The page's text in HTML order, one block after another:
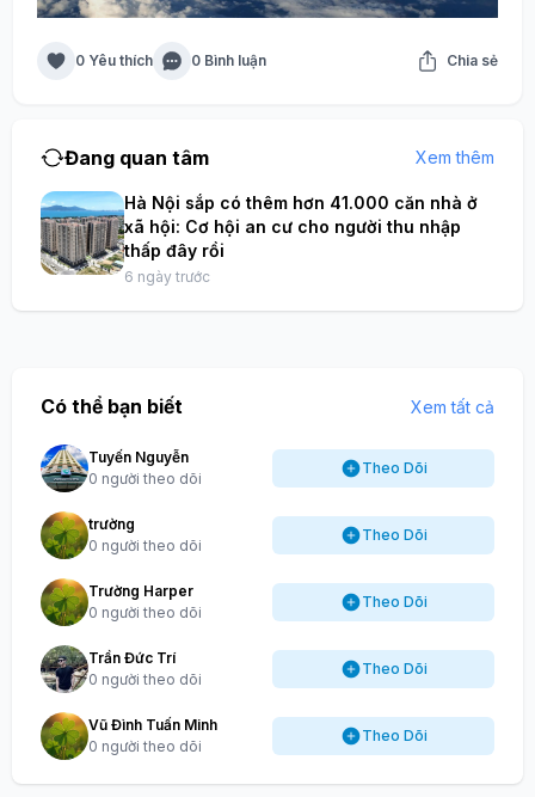
0 Yêu thích 0 Bình luận Chia sẻ
Đang quan tâm Xem thêm
Hà Nội sắp có thêm hơn 41.000 căn nhà ở
xã hội: Cơ hội an cư cho người thu nhập
thấp đây rồi
6 ngày trước
Có thể bạn biết Xem tất cả
Tuyến Nguyễn
0 người theo dõi
Theo Dõi
trường
0 người theo dõi
Theo Dõi
Trường Harper
0 người theo dõi
Theo Dõi
Trần Đức Trí
0 người theo dõi
Theo Dõi
Vũ Đình Tuấn Minh
0 người theo dõi
Theo Dõi